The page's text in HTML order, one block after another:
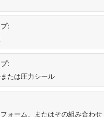
:
:
たは圧力シール
ォーム、またはその組み合わせ